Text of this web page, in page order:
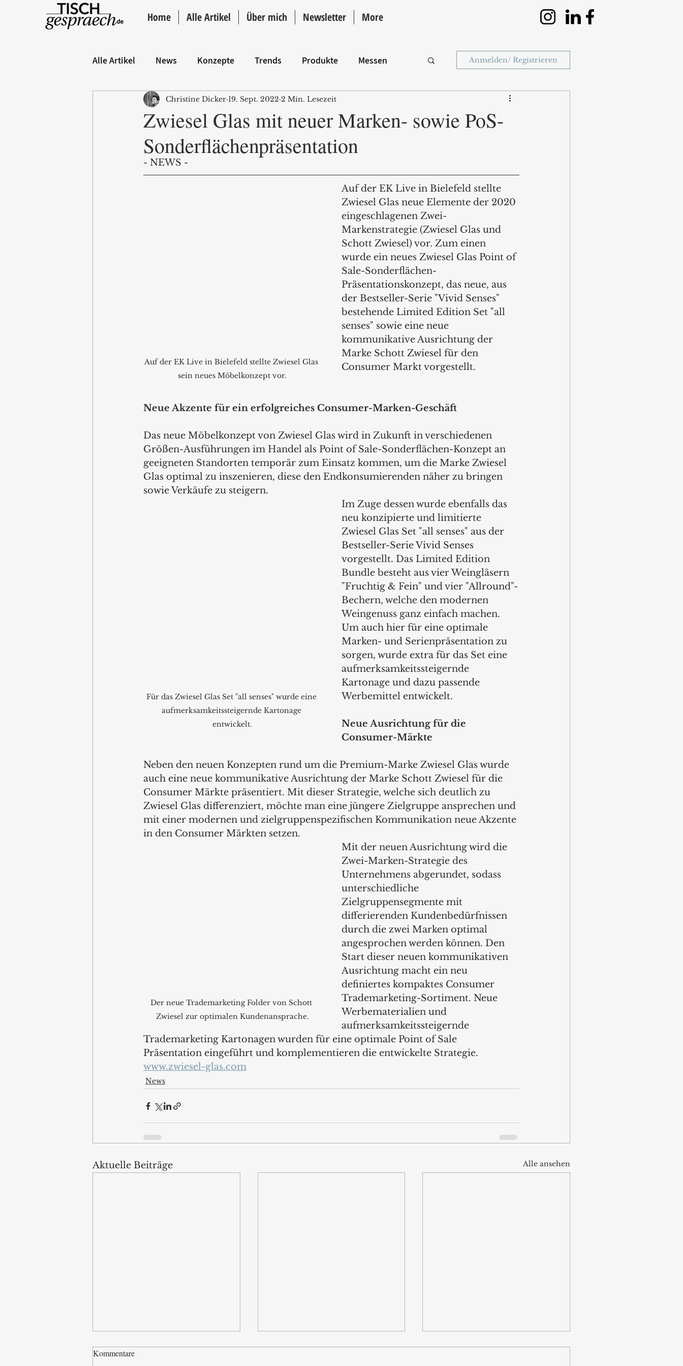
Home Alle Artikel Über mich Newsletter More
Alle Artikel News Konzepte Trends Produkte Messen
Hintergrund ANZEIGE Intro
Anmelden/ Registrieren
Zwiesel Glas mit neuer Marken- sowie PoS-
Sonderflächenpräsentation
Christine Dicker 19. Sept. 2022 2 Min. Lesezeit
- NEWS -
Auf der EK Live in Bielefeld stellte Zwiesel Glas
sein neues Möbelkonzept vor.
Auf der EK Live in Bielefeld stellte
Zwiesel Glas neue Elemente der 2020
eingeschlagenen Zwei-
Markenstrategie (Zwiesel Glas und
Schott Zwiesel) vor. Zum einen
wurde ein neues Zwiesel Glas Point of
Sale-Sonderflächen-
Präsentationskonzept, das neue, aus
der Bestseller-Serie "Vivid Senses"
bestehende Limited Edition Set "all
senses" sowie eine neue
kommunikative Ausrichtung der
Marke Schott Zwiesel für den
Consumer Markt vorgestellt.
Neue Akzente für ein erfolgreiches Consumer-Marken-Geschäft
Das neue Möbelkonzept von Zwiesel Glas wird in Zukunft in verschiedenen
Größen-Ausführungen im Handel als Point of Sale-Sonderflächen-Konzept an
geeigneten Standorten temporär zum Einsatz kommen, um die Marke Zwiesel
Glas optimal zu inszenieren, diese den Endkonsumierenden näher zu bringen
sowie Verkäufe zu steigern.
Für das Zwiesel Glas Set "all senses" wurde eine
aufmerksamkeitssteigernde Kartonage
entwickelt.
Im Zuge dessen wurde ebenfalls das
neu konzipierte und limitierte
Zwiesel Glas Set "all senses" aus der
Bestseller-Serie Vivid Senses
vorgestellt. Das Limited Edition
Bundle besteht aus vier Weingläsern
"Fruchtig & Fein" und vier "Allround"-
Bechern, welche den modernen
Weingenuss ganz einfach machen.
Um auch hier für eine optimale
Marken- und Serienpräsentation zu
sorgen, wurde extra für das Set eine
aufmerksamkeitssteigernde
Kartonage und dazu passende
Werbemittel entwickelt.
Neue Ausrichtung für die
Consumer-Märkte
Neben den neuen Konzepten rund um die Premium-Marke Zwiesel Glas wurde
auch eine neue kommunikative Ausrichtung der Marke Schott Zwiesel für die
Consumer Märkte präsentiert. Mit dieser Strategie, welche sich deutlich zu
Zwiesel Glas differenziert, möchte man eine jüngere Zielgruppe ansprechen und
mit einer modernen und zielgruppenspezifischen Kommunikation neue Akzente
in den Consumer Märkten setzen.
Der neue Trademarketing Folder von Schott
Zwiesel zur optimalen Kundenansprache.
Mit der neuen Ausrichtung wird die
Zwei-Marken-Strategie des
Unternehmens abgerundet, sodass
unterschiedliche
Zielgruppensegmente mit
differierenden Kundenbedürfnissen
durch die zwei Marken optimal
angesprochen werden können. Den
Start dieser neuen kommunikativen
Ausrichtung macht ein neu
definiertes kompaktes Consumer
Trademarketing-Sortiment. Neue
Werbematerialien und
aufmerksamkeitssteigernde
Trademarketing Kartonagen wurden für eine optimale Point of Sale
Präsentation eingeführt und komplementieren die entwickelte Strategie.
www.zwiesel-glas.com
News
Aktuelle Beiträge Alle ansehen
Kommentare